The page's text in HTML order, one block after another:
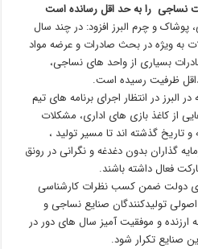
نساجی را به حد اقل رسانده است
و چرم البرز افزود: در چند سال
به ویژه در بحث صادرات و عرضه مواد
بسیاری از واحد های نساجی،
ظرفیت رسیده است.
البرز در انتظار اجرای برنامه های تیم
از کاغذ بازی های اداری، مشکلات
تاریخ گذشته اند تا مسیر تولید ،
گذاران بدون دغدغه و نگرانی در رونق
فعال داشته باشند.
دولت ضمن‌ کسب نظرات کارشناسی
تولیدکنندگان صنایع نساجی و
ارزنده و موفقیت آمیز سال های دور در
صنایع تکرار شود.